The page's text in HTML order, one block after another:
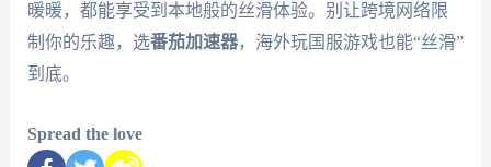
暖暖，都能享受到本地般的丝滑体验。别让跨境网络限
制你的乐趣，选番茄加速器，海外玩国服游戏也能“丝滑”
到底。
Spread the love